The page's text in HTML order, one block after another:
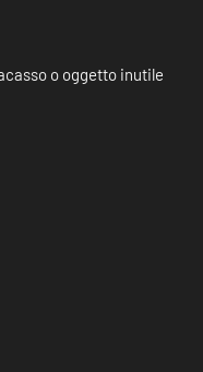
o oggetto inutile